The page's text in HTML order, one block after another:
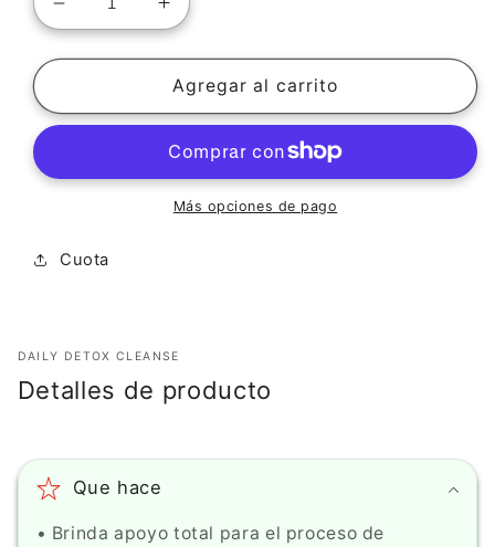
Reducir
cantidad
para
DIARIA
de
Aumentar
cantidad
para
LIMPIEZA
DIARIA
(paquete
de
3x)
Agregar al carrito
Más opciones de pago
Cuota
DAILY DETOX CLEANSE
Detalles de producto
Que hace
• Brinda apoyo total para el proceso de